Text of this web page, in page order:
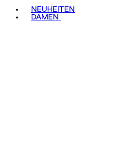
NEUHEITEN
DAMEN